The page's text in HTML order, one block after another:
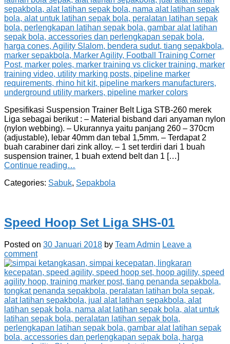
Spesifikasi Suspension Trainer Belt Liga STB-260 merek
Liga sebagai berikut : – Material bisband dari anyaman nylon
(nylon webbing). – Ukurannya yaitu panjang 260 – 370cm
(adjustable), lebar 40mm dan tebal 1,5mm. – Terdapat 2
buah carabiner dari zink alloy. – 1 set terdiri dari 1 buah
suspension trainer, 1 buah extend belt dan 1 […]
Continue reading…
Categories: Sabuk, Sepakbola
Speed Hoop Set Liga SHS-01
Posted on 30 Januari 2018 by Team Admin Leave a
comment